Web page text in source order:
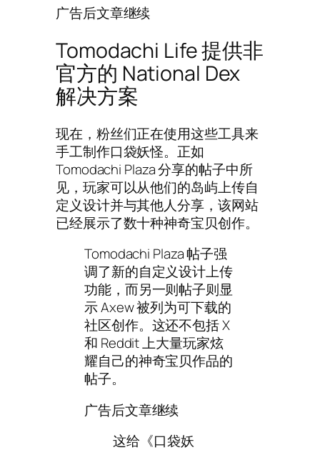
广告后文章继续
Tomodachi Life 提供非
官方的 National Dex
解决方案
现在，粉丝们正在使用这些工具来
手工制作口袋妖怪。正如
Tomodachi Plaza 分享的帖子中所
见，玩家可以从他们的岛屿上传自
定义设计并与其他人分享，该网站
已经展示了数十种神奇宝贝创作。
Tomodachi Plaza 帖子强
调了新的自定义设计上传
功能，而另一则帖子则显
示 Axew 被列为可下载的
社区创作。这还不包括 X
和 Reddit 上大量玩家炫
耀自己的神奇宝贝作品的
帖子。
广告后文章继续
这给《口袋妖